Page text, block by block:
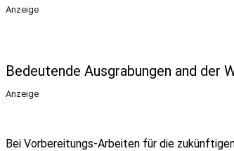
Anzeige
Bedeutende Ausgrabungen and der
Anzeige
Bei Vorbereitungs-Arbeiten für die